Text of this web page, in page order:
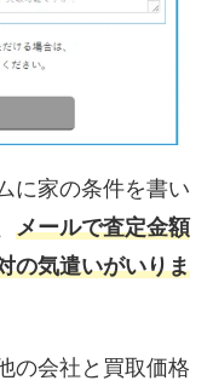
に家の条件を書い
メールで査定金額
の気遣いがいりま
の会社と買取価格